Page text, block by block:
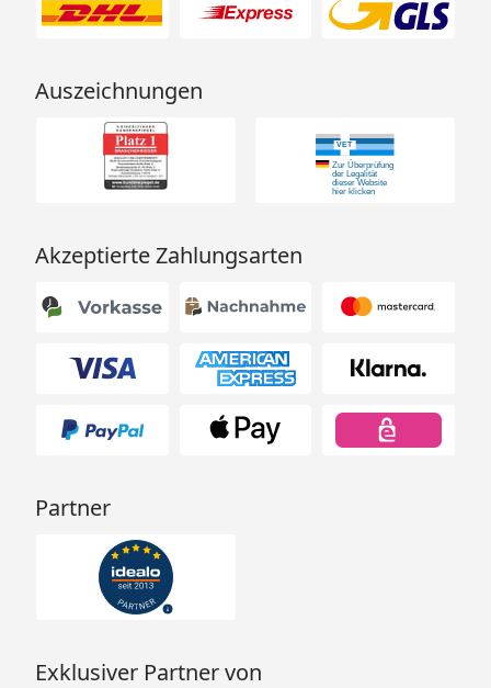
Auszeichnungen
Akzeptierte Zahlungsarten
Partner
Exklusiver Partner von